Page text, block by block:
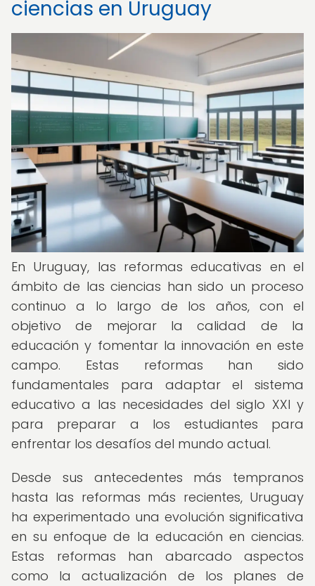
ciencias en Uruguay
En Uruguay, las reformas educativas en el
ámbito de las ciencias han sido un proceso
continuo a lo largo de los años, con el
objetivo de mejorar la calidad de la
educación y fomentar la innovación en este
campo. Estas reformas han sido
fundamentales para adaptar el sistema
educativo a las necesidades del siglo XXI y
para preparar a los estudiantes para
enfrentar los desafíos del mundo actual.
Desde sus antecedentes más tempranos
hasta las reformas más recientes, Uruguay
ha experimentado una evolución significativa
en su enfoque de la educación en ciencias.
Estas reformas han abarcado aspectos
como la actualización de los planes de